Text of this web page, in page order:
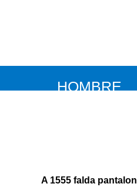
HOMBRE
A 1555 falda pantalon